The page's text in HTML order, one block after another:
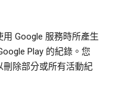
用 Google 服務時所產生
Play 的紀錄。您
刪除部分或所有活動紀